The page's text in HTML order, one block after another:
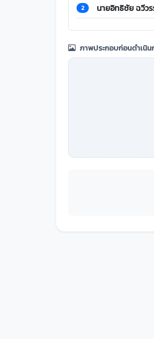
2 นายอิทธิชัย ฉวีว
ภาพประกอบก่อนดำเนิน